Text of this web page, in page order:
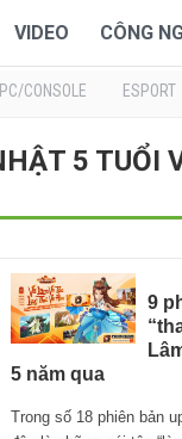
VIDEO CÔNG
PC/CONSOLE ESPORT
5 TUỔI
9
5 năm qua
Trong số 18 phiên bản